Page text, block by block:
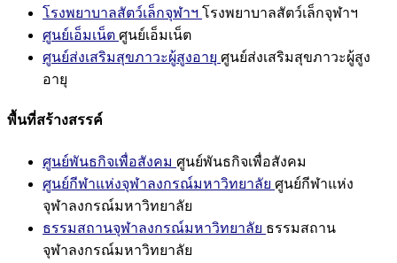
โรงพยาบาลสัตว์เล็กจุฬาฯ โรงพยาบาลสัตว์เล็กจุฬาฯ
ศูนย์เอ็มเน็ต ศูนย์เอ็มเน็ต
ศูนย์ส่งเสริมสุขภาวะผู้สูงอายุ ศูนย์ส่งเสริมสุขภาวะผู้สูง
อายุ
พื้นที่สร้างสรรค์
ศูนย์พันธกิจเพื่อสังคม ศูนย์พันธกิจเพื่อสังคม
ศูนย์กีฬาแห่งจุฬาลงกรณ์มหาวิทยาลัย ศูนย์กีฬาแห่ง
จุฬาลงกรณ์มหาวิทยาลัย
ธรรมสถานจุฬาลงกรณ์มหาวิทยาลัย ธรรมสถาน
จุฬาลงกรณ์มหาวิทยาลัย